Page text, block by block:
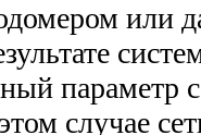
или
параметр
случае